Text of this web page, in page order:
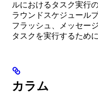
ルにおけるタスク実行
ラウンドスケジュール
フラッシュ、メッセー
タスクを実行するため
カラム